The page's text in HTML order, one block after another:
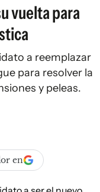
vuelta para
a reemplazar
para resolver la
y peleas.
en